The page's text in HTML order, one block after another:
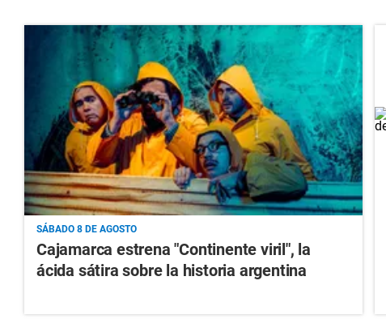
SÁBADO 8 DE AGOSTO
Cajamarca estrena "Continente viril", la
ácida sátira sobre la historia argentina